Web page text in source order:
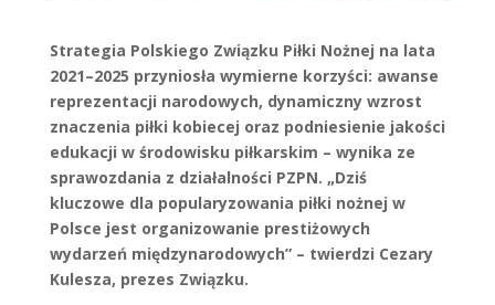
Strategia Polskiego Związku Piłki Nożnej na lata
2021–2025 przyniosła wymierne korzyści: awanse
reprezentacji narodowych, dynamiczny wzrost
znaczenia piłki kobiecej oraz podniesienie jakości
edukacji w środowisku piłkarskim – wynika ze
sprawozdania z działalności PZPN. „Dziś
kluczowe dla popularyzowania piłki nożnej w
Polsce jest organizowanie prestiżowych
wydarzeń międzynarodowych” – twierdzi Cezary
Kulesza, prezes Związku.